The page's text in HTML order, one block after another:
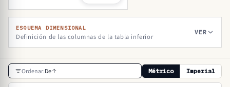
ESQUEMA DIMENSIONAL
Definición de las columnas de la tabla inferior
VER
T
a
Ordenar:De Métrico Imperial